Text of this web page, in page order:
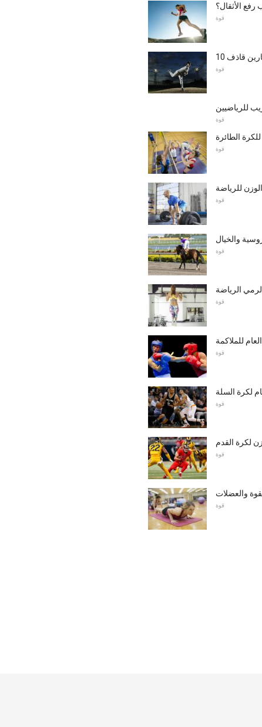
الأثقال؟
قوة
قاذف 10
قوة
للرياضيين
قوة
الطائرة
قوة
للرياضة
قوة
والخيال
قوة
الرياضة
قوة
للملاكمة
قوة
لكرة السلة
قوة
لكرة القدم
قوة
والعضلات
قوة